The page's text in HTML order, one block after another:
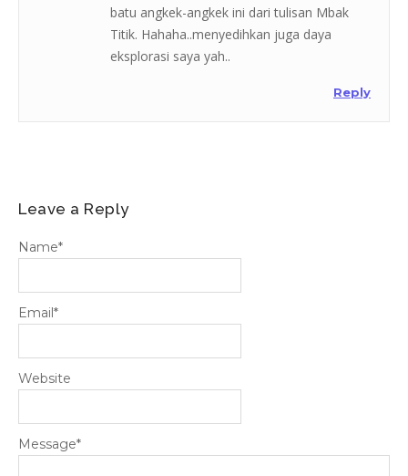
batu angkek-angkek ini dari tulisan Mbak
Titik. Hahaha..menyedihkan juga daya
eksplorasi saya yah..
Reply
Leave a Reply
Name*
Email*
Website
Message*